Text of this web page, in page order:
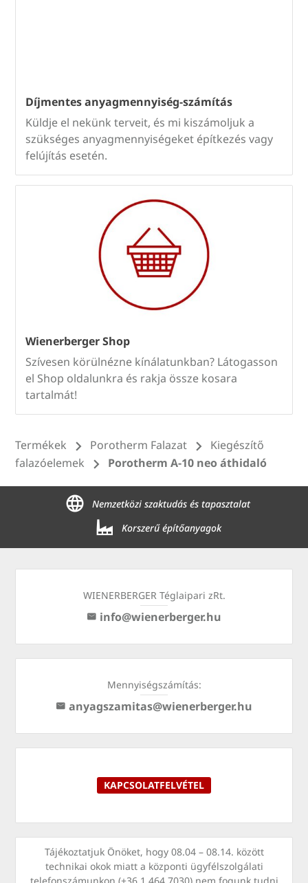
Díjmentes anyagmennyiség-számítás
Küldje el nekünk terveit, és mi kiszámoljuk a
szükséges anyagmennyiségeket építkezés vagy
felújítás esetén.
Wienerberger Shop
Szívesen körülnézne kínálatunkban? Látogasson
el Shop oldalunkra és rakja össze kosara
tartalmát!
Termékek Porotherm Falazat
Kiegészítő
falazóelemek
Porotherm A-10 neo áthidaló
Nemzetközi szaktudás és tapasztalat
Korszerű építőanyagok
WIENERBERGER Téglaipari zRt.
info@wienerberger.hu
Mennyiségszámítás:
anyagszamitas@wienerberger.hu
KAPCSOLATFELVÉTEL
Tájékoztatjuk Önöket, hogy 08.04 – 08.14. között
technikai okok miatt a központi ügyfélszolgálati